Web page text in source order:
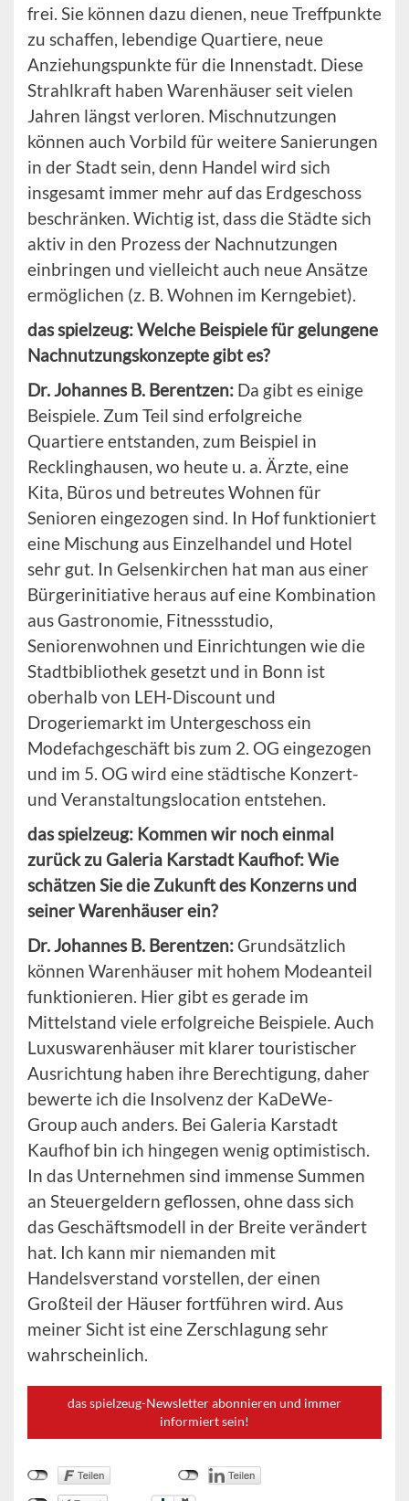
frei. Sie können dazu dienen, neue Treffpunkte
zu schaffen, lebendige Quartiere, neue
Anziehungspunkte für die Innenstadt. Diese
Strahlkraft haben Warenhäuser seit vielen
Jahren längst verloren. Mischnutzungen
können auch Vorbild für weitere Sanierungen
in der Stadt sein, denn Handel wird sich
insgesamt immer mehr auf das Erdgeschoss
beschränken. Wichtig ist, dass die Städte sich
aktiv in den Prozess der Nachnutzungen
einbringen und vielleicht auch neue Ansätze
ermöglichen (z. B. Wohnen im Kerngebiet).
das spielzeug: Welche Beispiele für gelungene
Nachnutzungskonzepte gibt es?
Dr. Johannes B. Berentzen: Da gibt es einige
Beispiele. Zum Teil sind erfolgreiche
Quartiere entstanden, zum Beispiel in
Recklinghausen, wo heute u. a. Ärzte, eine
Kita, Büros und betreutes Wohnen für
Senioren eingezogen sind. In Hof funktioniert
eine Mischung aus Einzelhandel und Hotel
sehr gut. In Gelsenkirchen hat man aus einer
Bürgerinitiative heraus auf eine Kombination
aus Gastronomie, Fitnessstudio,
Seniorenwohnen und Einrichtungen wie die
Stadtbibliothek gesetzt und in Bonn ist
oberhalb von LEH-Discount und
Drogeriemarkt im Untergeschoss ein
Modefachgeschäft bis zum 2. OG eingezogen
und im 5. OG wird eine städtische Konzert-
und Veranstaltungslocation entstehen.
das spielzeug: Kommen wir noch einmal
zurück zu Galeria Karstadt Kaufhof: Wie
schätzen Sie die Zukunft des Konzerns und
seiner Warenhäuser ein?
Dr. Johannes B. Berentzen: Grundsätzlich
können Warenhäuser mit hohem Modeanteil
funktionieren. Hier gibt es gerade im
Mittelstand viele erfolgreiche Beispiele. Auch
Luxuswarenhäuser mit klarer touristischer
Ausrichtung haben ihre Berechtigung, daher
bewerte ich die Insolvenz der KaDeWe-
Group auch anders. Bei Galeria Karstadt
Kaufhof bin ich hingegen wenig optimistisch.
In das Unternehmen sind immense Summen
an Steuergeldern geflossen, ohne dass sich
das Geschäftsmodell in der Breite verändert
hat. Ich kann mir niemanden mit
Handelsverstand vorstellen, der einen
Großteil der Häuser fortführen wird. Aus
meiner Sicht ist eine Zerschlagung sehr
wahrscheinlich.
das spielzeug-Newsletter abonnieren und immer
informiert sein!